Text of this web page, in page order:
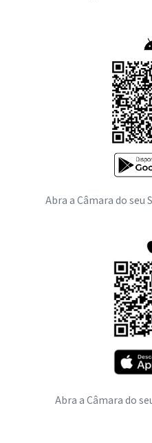
Abra a Câmara do seu
Abra a Câmara do